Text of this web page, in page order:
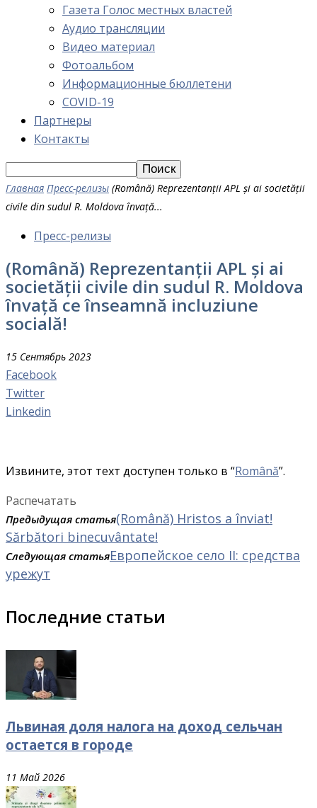
Газета Голос местных властей
Аудио трансляции
Видео материал
Фотоальбом
Информационные бюллетени
COVID-19
Партнеры
Контакты
Главная Пресс-релизы (Română) Reprezentanții APL și ai societății
civile din sudul R. Moldova învață...
Пресс-релизы
(Română) Reprezentanții APL și ai
societății civile din sudul R. Moldova
învață ce înseamnă incluziune
socială!
15 Сентябрь 2023
Facebook
Twitter
Linkedin
Извините, этот техт доступен только в “Română”.
Распечатать
Предыдущая статья(Română) Hristos a înviat!
Sărbători binecuvântate!
Следующая статьяЕвропейское село II: средства
урежут
Последние статьи
Львиная доля налога на доход сельчан
остается в городе
11 Май 2026